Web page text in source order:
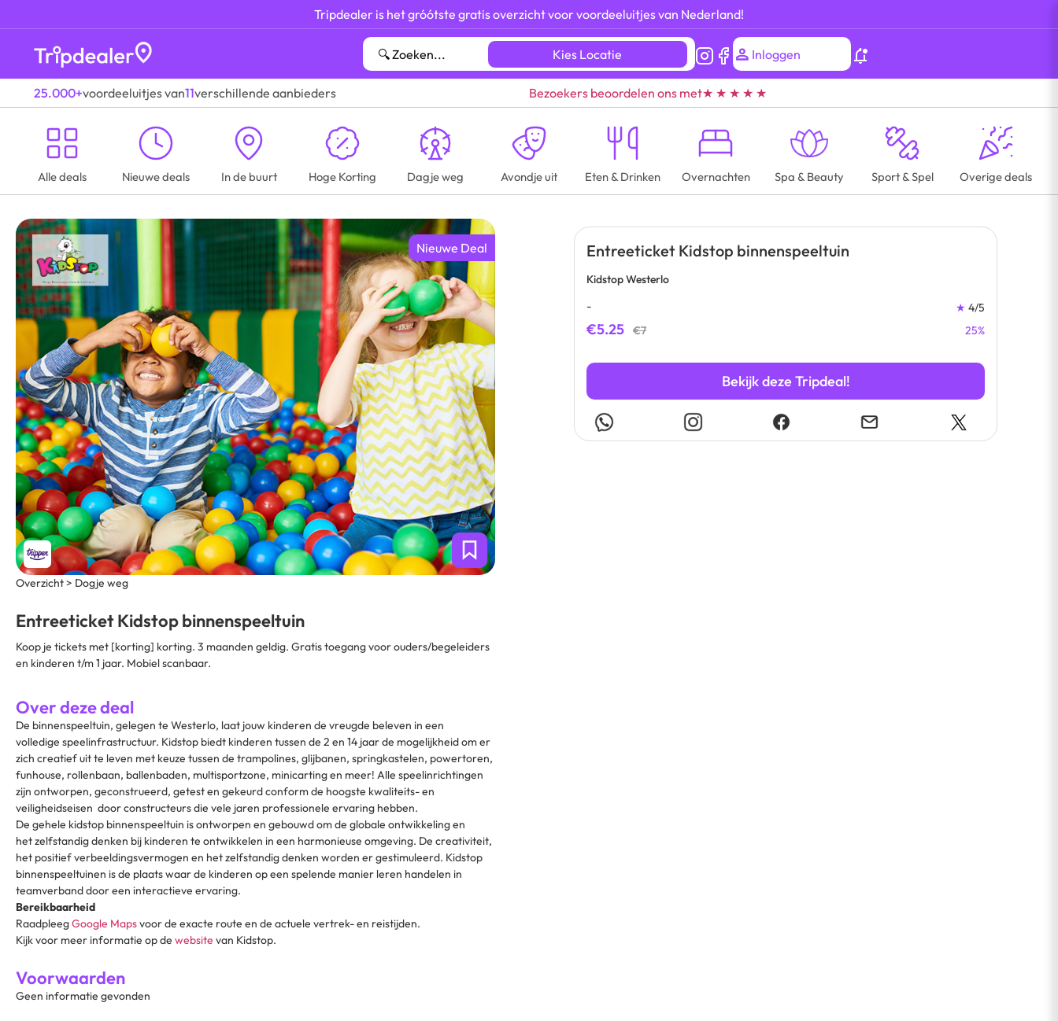
Tripdealer is het gróótste gratis overzicht voor voordeeluitjes van Nederland!
Kies Locatie Inloggen
25.000+voordeeluitjes van11verschillende aanbieders Bezoekers beoordelen ons met★ ★ ★ ★ ★
Alle deals Nieuwe deals In de buurt Hoge Korting Dagje weg Avondje uit Eten & Drinken Overnachten Spa & Beauty Sport & Spel Overige deals
Nieuwe Deal
Overzicht > Dogje weg
Entreeticket Kidstop binnenspeeltuin
Koop je tickets met [korting] korting. 3 maanden geldig. Gratis toegang voor ouders/begeleiders
en kinderen t/m 1 jaar. Mobiel scanbaar.
Over deze deal
De binnenspeeltuin, gelegen te Westerlo, laat jouw kinderen de vreugde beleven in een
volledige speelinfrastructuur. Kidstop biedt kinderen tussen de 2 en 14 jaar de mogelijkheid om er
zich creatief uit te leven met keuze tussen de trampolines, glijbanen, springkastelen, powertoren,
funhouse, rollenbaan, ballenbaden, multisportzone, minicarting en meer! Alle speelinrichtingen
zijn ontworpen, geconstrueerd, getest en gekeurd conform de hoogste kwaliteits- en
veiligheidseisen door constructeurs die vele jaren professionele ervaring hebben.
De gehele kidstop binnenspeeltuin is ontworpen en gebouwd om de globale ontwikkeling en
het zelfstandig denken bij kinderen te ontwikkelen in een harmonieuse omgeving. De creativiteit,
het positief verbeeldingsvermogen en het zelfstandig denken worden er gestimuleerd. Kidstop
binnenspeeltuinen is de plaats waar de kinderen op een spelende manier leren handelen in
teamverband door een interactieve ervaring.
Bereikbaarheid
RaadpleegGoogle Mapsvoor de exacte route en de actuele vertrek- en reistijden.
Kijk voor meer informatie op de website van Kidstop.
Voorwaarden
Geen informatie gevonden
Entreeticket Kidstop binnenspeeltuin
Kidstop Westerlo
-
€5.25 €7
★ 4/5
25%
Bekijk deze Tripdeal!